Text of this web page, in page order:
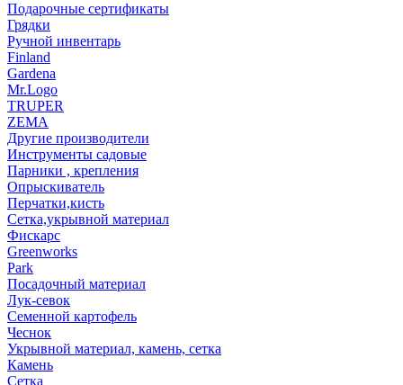
Подарочные сертификаты
Грядки
Ручной инвентарь
Finland
Gardena
Mr.Logo
TRUPER
ZEMA
Другие производители
Инструменты садовые
Парники , крепления
Опрыскиватель
Перчатки,кисть
Сетка,укрывной материал
Фискарс
Greenworks
Park
Посадочный материал
Лук-севок
Семенной картофель
Чеснок
Укрывной материал, камень, сетка
Камень
Сетка